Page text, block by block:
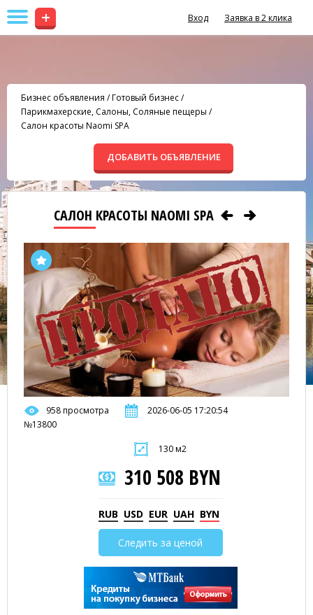
+ Вход Заявка в 2 клика
Бизнес объявления /Готовый бизнес/
Парикмахерские, Салоны, Соляные пещеры /
Салон красоты Naomi SPA
ДОБАВИТЬ ОБЪЯВЛЕНИЕ
САЛОН КРАСОТЫ NAOMI SPA
958 просмотра
2026-06-05 17:20:54
№13800
130 м2
310 508 BYN
RUB USD EUR UAH BYN
Следить за ценой